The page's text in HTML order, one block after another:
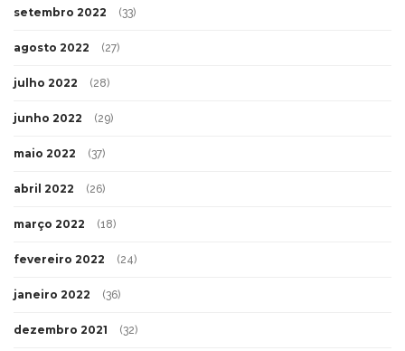
setembro 2022 (33)
agosto 2022 (27)
julho 2022 (28)
junho 2022 (29)
maio 2022 (37)
abril 2022 (26)
março 2022 (18)
fevereiro 2022 (24)
janeiro 2022 (36)
dezembro 2021 (32)